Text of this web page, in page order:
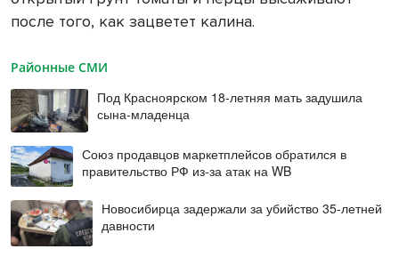
после того, как зацветет калина.
Районные СМИ
Под Красноярском 18-летняя мать задушила
сына-младенца
Союз продавцов маркетплейсов обратился в
правительство РФ из-за атак на WB
Новосибирца задержали за убийство 35-летней
давности